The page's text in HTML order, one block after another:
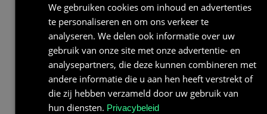
We gebruiken cookies om inhoud en advertenties
te personaliseren en om ons verkeer te
analyseren. We delen ook informatie over uw
gebruik van onze site met onze advertentie- en
analysepartners, die deze kunnen combineren met
andere informatie die u aan hen heeft verstrekt of
die zij hebben verzameld door uw gebruik van
hun diensten. Privacybeleid